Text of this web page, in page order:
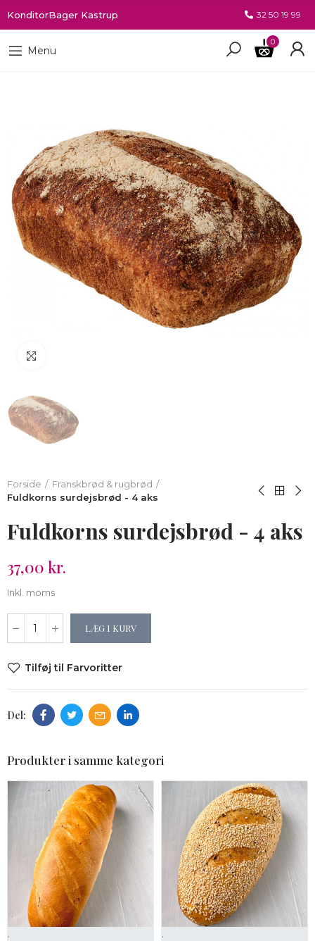
KonditorBager Kastrup 32 50 19 99
Menu
0
Forside
Franskbrød & rugbrød
Fuldkorns surdejsbrød - 4 aks
Fuldkorns surdejsbrød - 4 aks
37,00 kr.
Inkl. moms
LÆG I KURV
Tilføj til Farvoritter
Produkter i samme kategori
. .